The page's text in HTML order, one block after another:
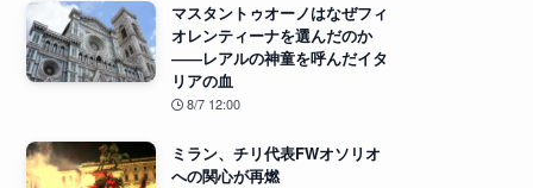
マスタントゥオーノはなぜフィ
オレンティーナを選んだのか
――レアルの神童を呼んだイタ
リアの血
8/7 12:00
ミラン、チリ代表FWオソリオ
への関心が再燃